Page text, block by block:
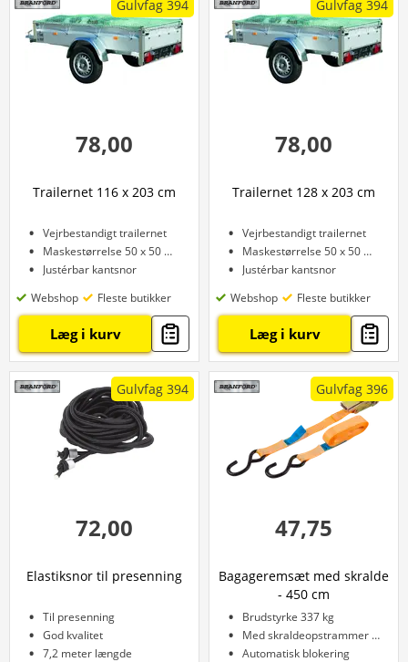
Gulvfag 394
78,00
Trailernet 116 x 203 cm
Vejrbestandigt trailernet
Maskestørrelse 50 x 50 mm
Justérbar kantsnor
Webshop
Fleste butikker
Læg i kurv
Gulvfag 394
78,00
Trailernet 128 x 203 cm
Vejrbestandigt trailernet
Maskestørrelse 50 x 50 mm
Justérbar kantsnor
Webshop
Fleste butikker
Læg i kurv
Gulvfag 394
72,00
Elastiksnor til presenning
Til presenning
God kvalitet
7,2 meter længde
Gulvfag 396
47,75
Bagageremsæt med skralde
- 450 cm
Brudstyrke 337 kg
Med skraldeopstrammer og kroge
Automatisk blokering